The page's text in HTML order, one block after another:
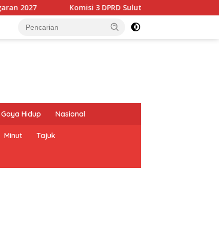
Komisi 3 DPRD Sulut Ingatkan Dinas PUPR Prioritaskan
Hidup Nasional
Minut Tajuk